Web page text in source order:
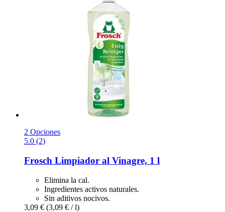
2 Opciones
5.0 (2)
Frosch Limpiador al Vinagre, 1 l
Elimina la cal.
Ingredientes activos naturales.
Sin aditivos nocivos.
3,09 € (3,09 € / l)